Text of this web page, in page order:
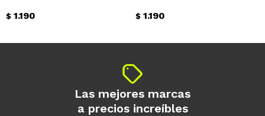
$ 1.190 $ 1.190
Las mejores marcas
a precios increíbles